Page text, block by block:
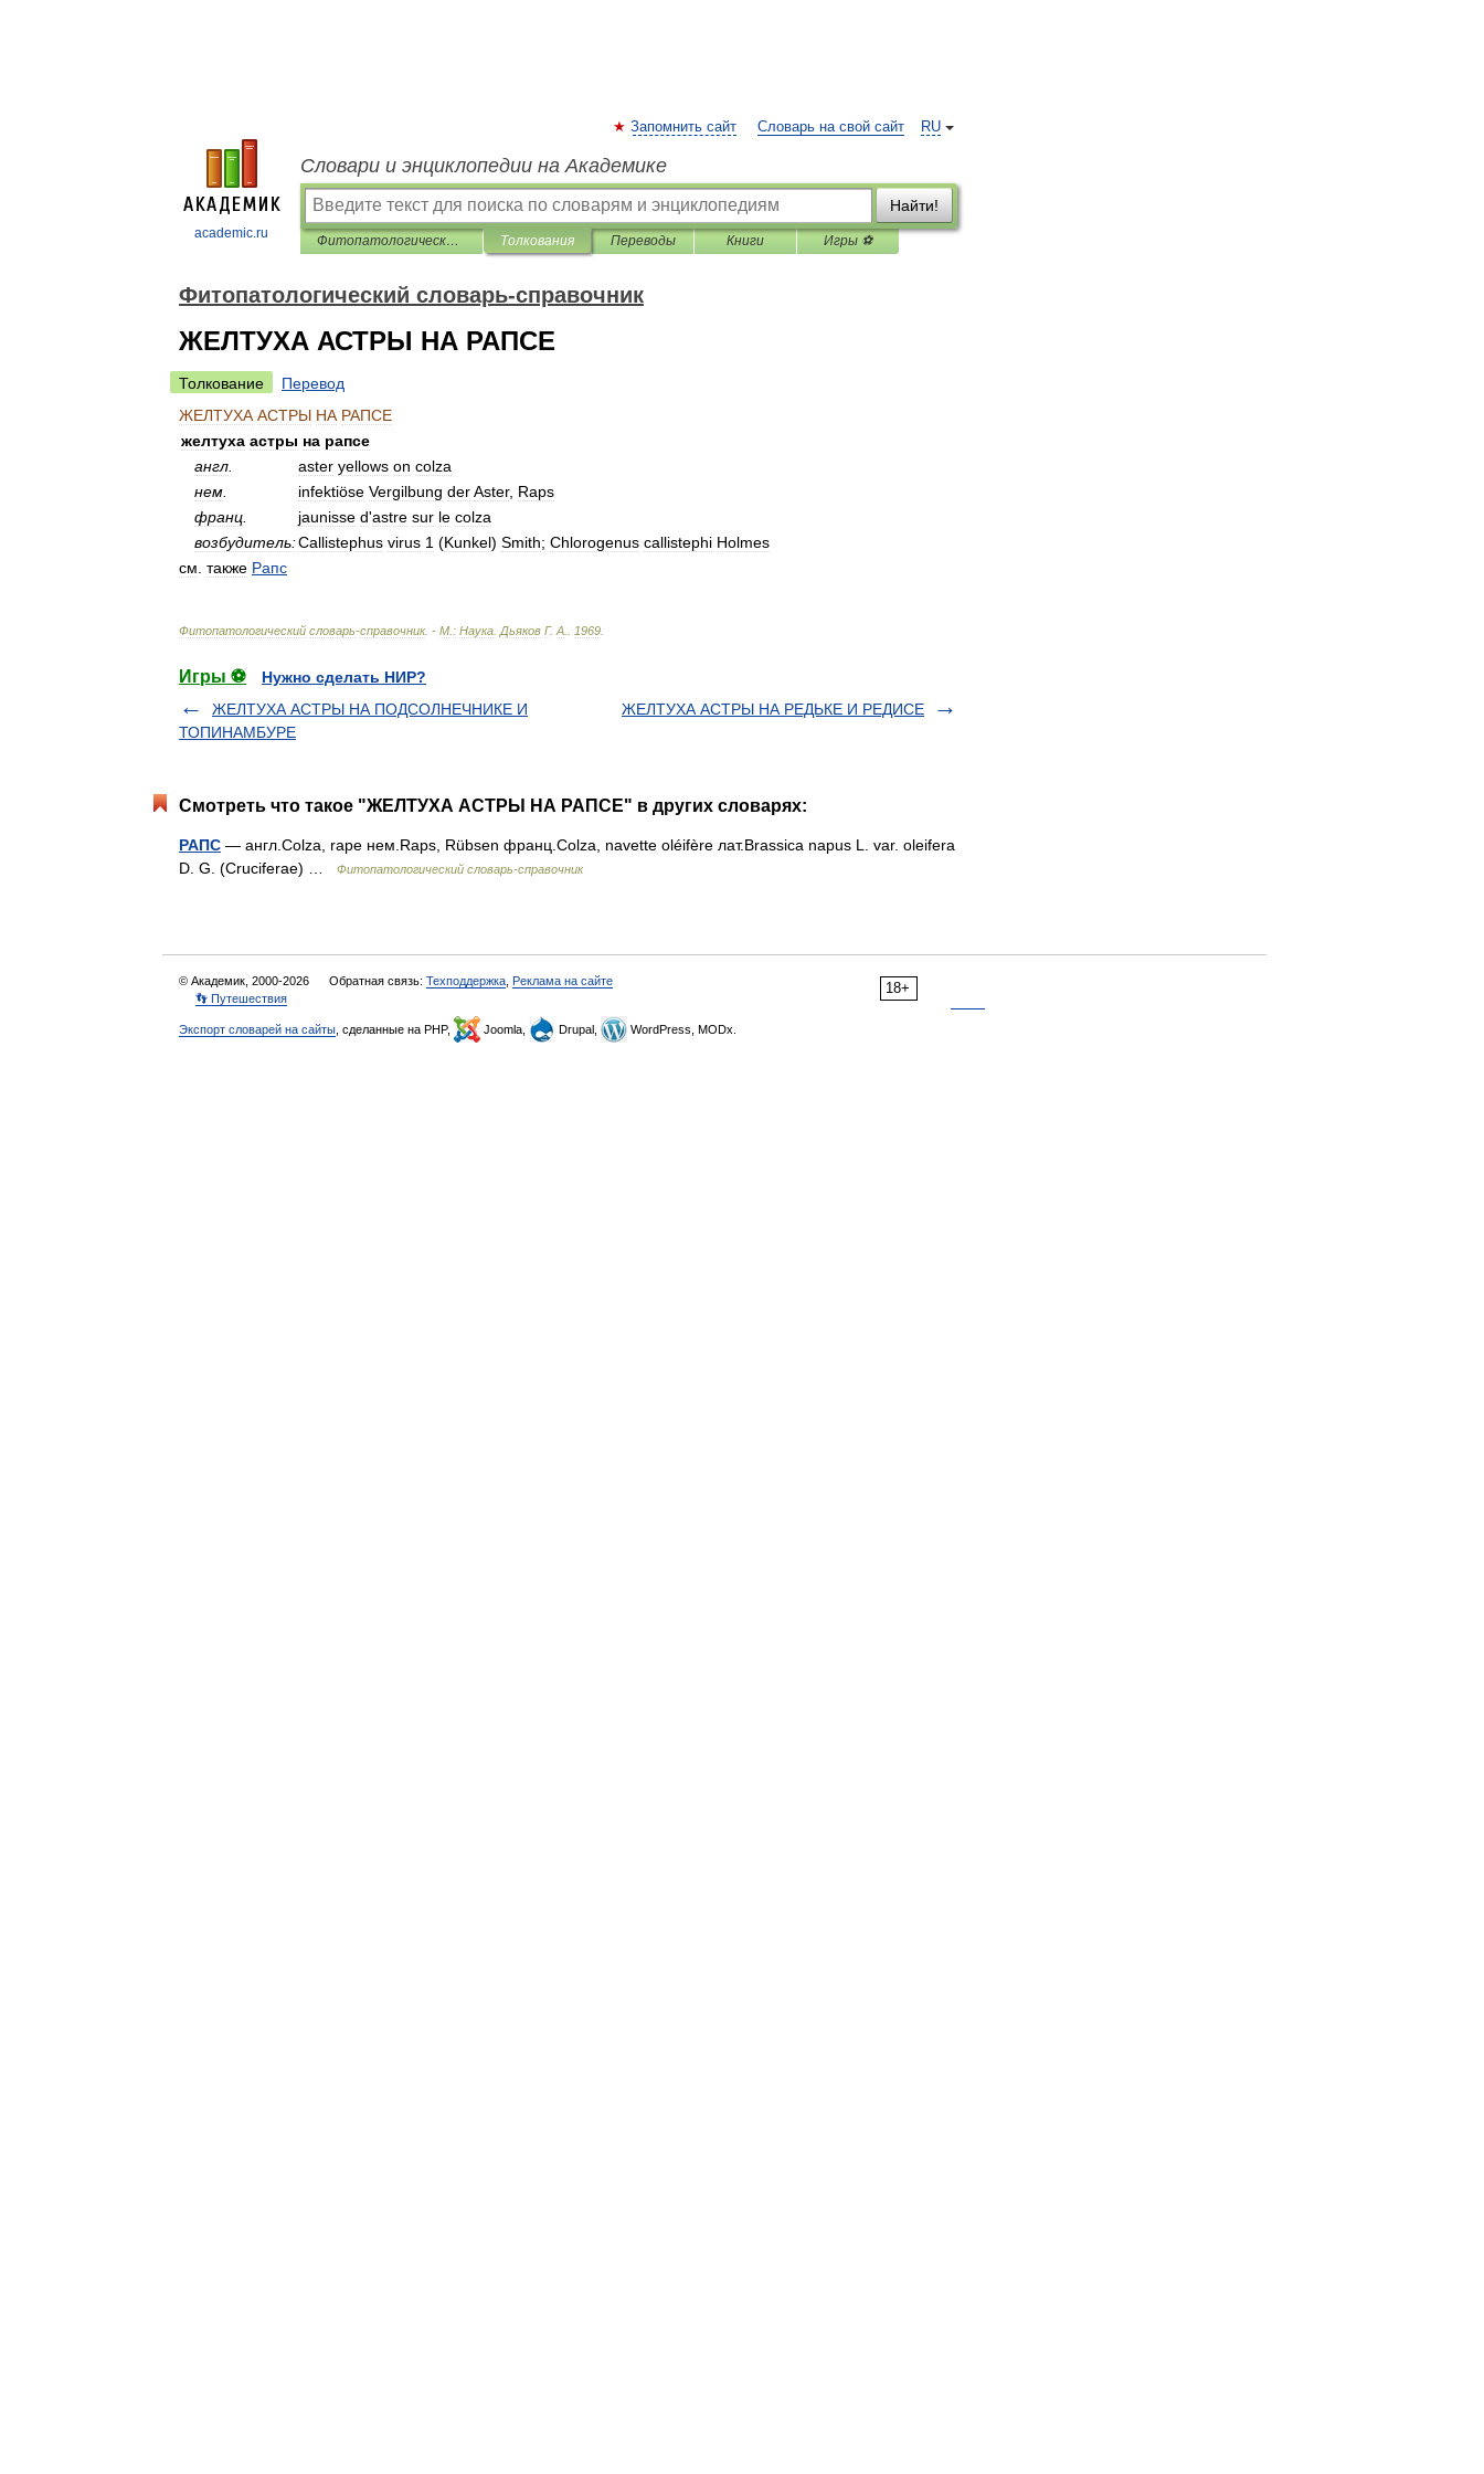
academic.ru
RU
Запомнить сайт Словарь на свой сайт
Словари и энциклопедии на Академике
Найти!
Фитопатологический словарь-справочник Толкования Переводы Книги Игры ⚽
Фитопатологический словарь-справочник
ЖЕЛТУХА АСТРЫ НА РАПСЕ
Толкование
Перевод
ЖЕЛТУХА АСТРЫ НА РАПСЕ
желтуха астры на рапсе
англ
aster yellows on colza
нем
infektiöse Vergilbung derAster, Raps
франц
jaunisse d'astre sur le colza
возбудитель:Callistephus virus 1 (Kunkel) Smith; Chlorogenus callistephi Holmes
см также Рапс
Фитопатологический словарь-справочник. - М : Наука Дьяков Г. А 1969
Игры ⚽
Нужно сделать НИР?
ЖЕЛТУХА АСТРЫ НА ПОДСОЛНЕЧНИКЕ И
ТОПИНАМБУРЕ
ЖЕЛТУХА АСТРЫ НА РЕДЬКЕ И РЕДИСЕ
Смотреть что такое "ЖЕЛТУХА АСТРЫ НА РАПСЕ" в других словарях:
РАПС — англ.Colza, rape нем.Raps, Rübsen франц.Colza, navette oléifère лат.Brassica napus L. var. oleifera
D. G. (Cruciferae) …
Фитопатологический словарь-справочник
18+
© Академик, 2000-2026 Обратная связь: Техподдержка Реклама на сайте
👣 Путешествия
Экспорт словарей на сайты , сделанные на PHP, Joomla, Drupal, WordPress, MODx.